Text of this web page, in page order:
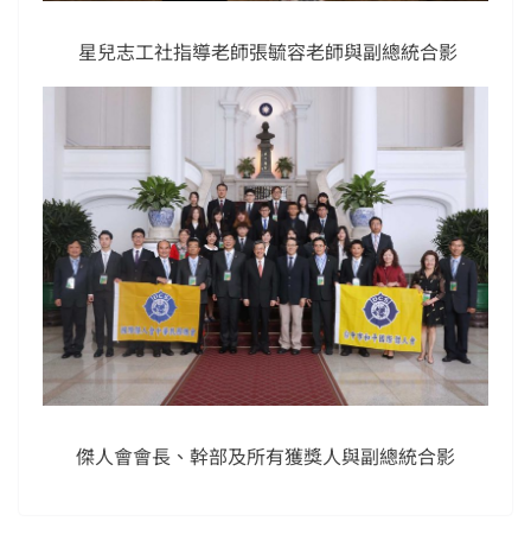
星兒志工社指導老師張毓容老師與副總統合影
傑人會會長、幹部及所有獲獎人與副總統合影